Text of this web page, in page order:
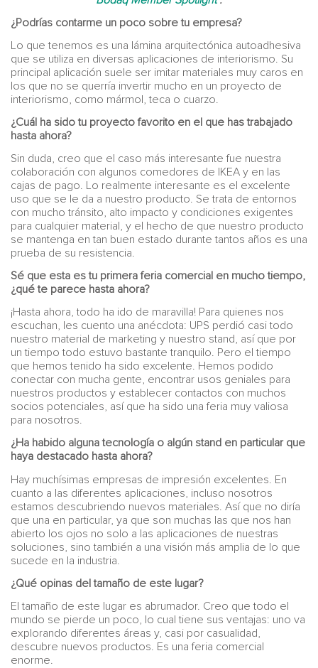
¿Podrías contarme un poco sobre tu empresa?
Lo que tenemos es una lámina arquitectónica autoadhesiva
que se utiliza en diversas aplicaciones de interiorismo. Su
principal aplicación suele ser imitar materiales muy caros en
los que no se querría invertir mucho en un proyecto de
interiorismo, como mármol, teca o cuarzo.
¿Cuál ha sido tu proyecto favorito en el que has trabajado
hasta ahora?
Sin duda, creo que el caso más interesante fue nuestra
colaboración con algunos comedores de IKEA y en las
cajas de pago. Lo realmente interesante es el excelente
uso que se le da a nuestro producto. Se trata de entornos
con mucho tránsito, alto impacto y condiciones exigentes
para cualquier material, y el hecho de que nuestro producto
se mantenga en tan buen estado durante tantos años es una
prueba de su resistencia.
Sé que esta es tu primera feria comercial en mucho tiempo,
¿qué te parece hasta ahora?
¡Hasta ahora, todo ha ido de maravilla! Para quienes nos
escuchan, les cuento una anécdota: UPS perdió casi todo
nuestro material de marketing y nuestro stand, así que por
un tiempo todo estuvo bastante tranquilo. Pero el tiempo
que hemos tenido ha sido excelente. Hemos podido
conectar con mucha gente, encontrar usos geniales para
nuestros productos y establecer contactos con muchos
socios potenciales, así que ha sido una feria muy valiosa
para nosotros.
¿Ha habido alguna tecnología o algún stand en particular que
haya destacado hasta ahora?
Hay muchísimas empresas de impresión excelentes. En
cuanto a las diferentes aplicaciones, incluso nosotros
estamos descubriendo nuevos materiales. Así que no diría
que una en particular, ya que son muchas las que nos han
abierto los ojos no solo a las aplicaciones de nuestras
soluciones, sino también a una visión más amplia de lo que
sucede en la industria.
¿Qué opinas del tamaño de este lugar?
El tamaño de este lugar es abrumador. Creo que todo el
mundo se pierde un poco, lo cual tiene sus ventajas: uno va
explorando diferentes áreas y, casi por casualidad,
descubre nuevos productos. Es una feria comercial
enorme.